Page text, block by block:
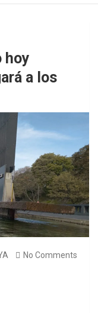
hoy
a los
No Comments